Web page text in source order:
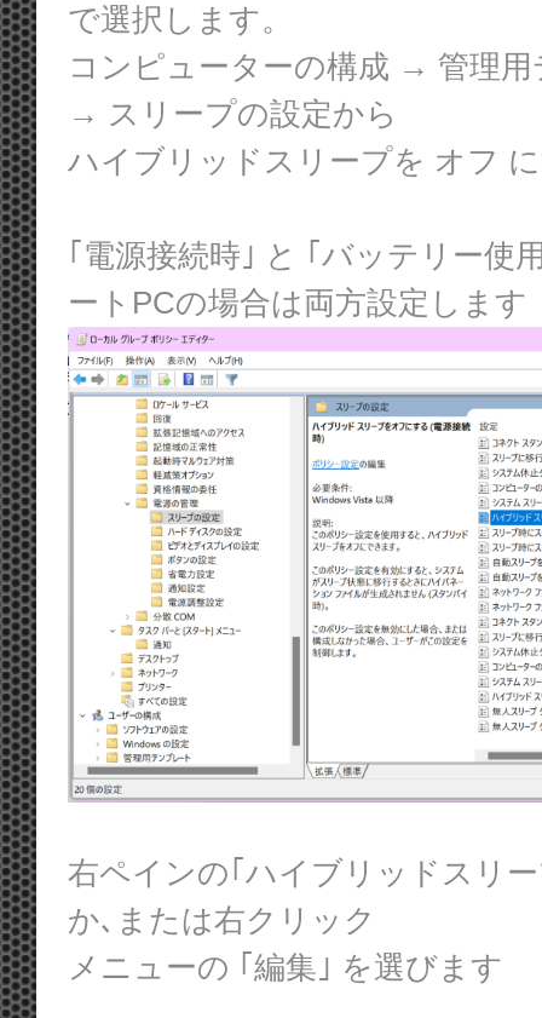
で選択します。
コンピューターの構成 → 管理
→ スリープの設定から
ハイブリッドスリープを オフ
｢電源接続時｣ と ｢バッテリー使
ートPCの場合は両方設定します
右ペインの｢ハイブリッドスリ
か､または右クリック
メニューの ｢編集｣ を選びます